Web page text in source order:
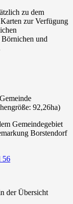
zu dem
zur Verfügung
und
92,26ha)
Gemeindegebiet
Borstendorf
56
der Übersicht